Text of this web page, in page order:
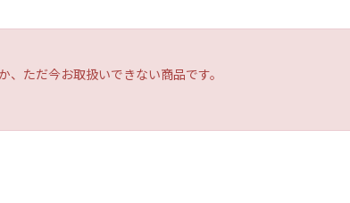
、ただ今お取扱いできない商品です。